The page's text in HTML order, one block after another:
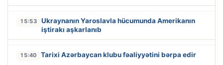
15:53
Ukraynanın Yaroslavla hücumunda Amerikanın
iştirakı aşkarlanıb
15:40 Tarixi Azərbaycan klubu fəaliyyətini bərpa edir